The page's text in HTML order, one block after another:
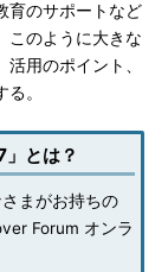
育のサポートなど
このように大きな
用のポイント、
。
とは？
まがお持ちの
Forum オンラ